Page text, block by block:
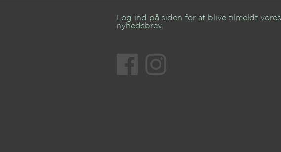
Log ind på siden for at blive tilmeldt vores
nyhedsbrev.